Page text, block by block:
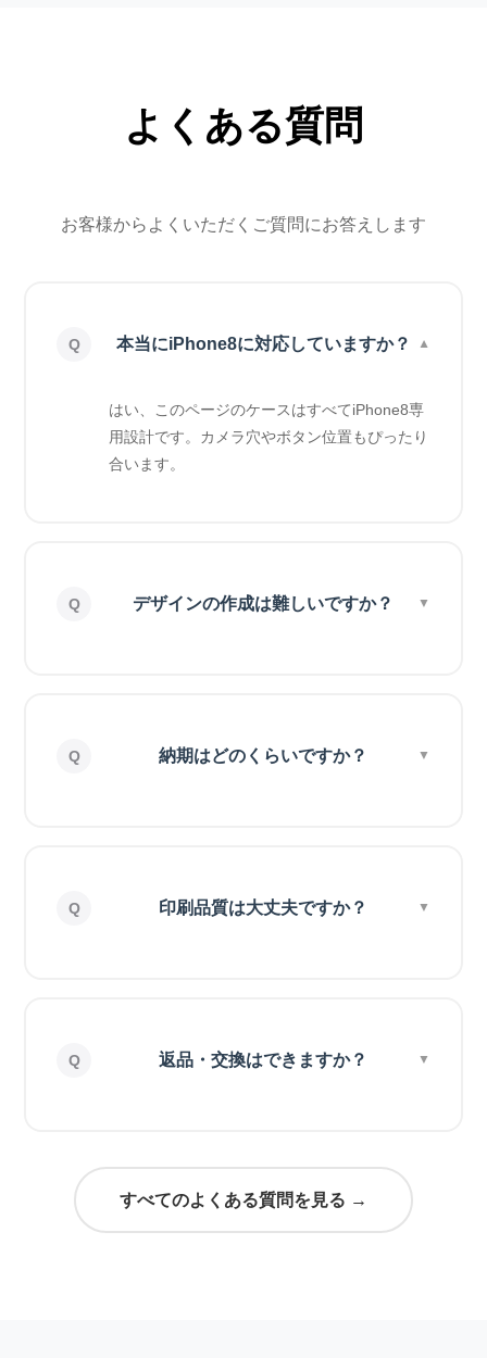
よくある質問
お客様からよくいただくご質問にお答えします
本当にiPhone8に対応していますか？
はい、このページのケースはすべてiPhone8専
用設計です。カメラ穴やボタン位置もぴったり
合います。
デザインの作成は難しいですか？
納期はどのくらいですか？
印刷品質は大丈夫ですか？
返品・交換はできますか？
すべてのよくある質問を見る →